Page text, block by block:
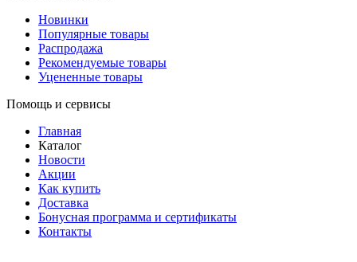
Новинки
Популярные товары
Распродажа
Рекомендуемые товары
Уцененные товары
Помощь и сервисы
Главная
Каталог
Новости
Акции
Как купить
Доставка
Бонусная программа и сертификаты
Контакты